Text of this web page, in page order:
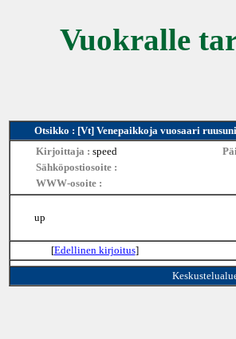
Vuokralle
Otsikko : [Vt] Venepaikkoja vuosaari
Kirjoittaja : speed
Sähköpostiosoite :
WWW-osoite :
up
[Edellinen kirjoitus]